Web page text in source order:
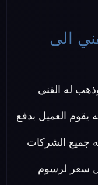
الى
وذهب له الفني
يقوم العميل بدفع
جميع الشركات
سعر لرسوم